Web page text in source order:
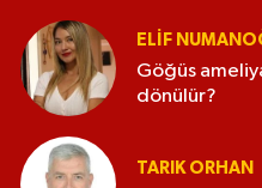
ELİF
Göğüs
dönülür?
TARIK ORHAN